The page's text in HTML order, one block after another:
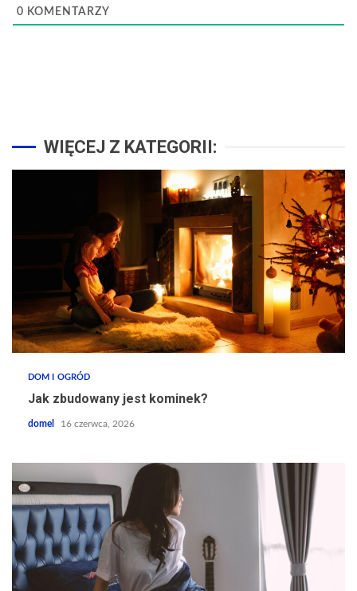
0 KOMENTARZY
WIĘCEJ Z KATEGORII:
DOM I OGRÓD
Jak zbudowany jest kominek?
domel 16 czerwca, 2026